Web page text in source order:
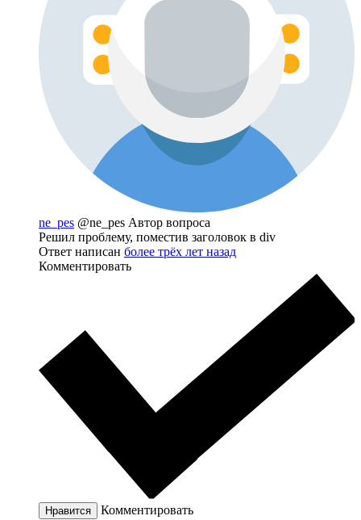
ne_pes @ne_pes Автор вопроса
Решил проблему, поместив заголовок в div
Ответ написан более трёх лет назад
Комментировать
Нравится Комментировать